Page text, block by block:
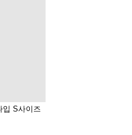
입 S사이즈